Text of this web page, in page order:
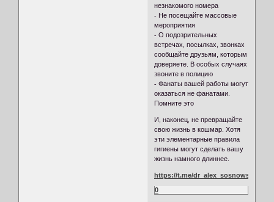
незнакомого номера
⁃ Не посещайте массовые
мероприятия
⁃ О подозрительных
встречах, посылках, звонках
сообщайте друзьям, которым
доверяете. В особых случаях
звоните в полицию
⁃ Фанаты вашей работы могут
оказаться не фанатами.
Помните это
И, наконец, не превращайте
свою жизнь в кошмар. Хотя
эти элементарные правила
гигиены могут сделать вашу
жизнь намного длиннее.
https://t.me/dr_alex_sosnowski/
0